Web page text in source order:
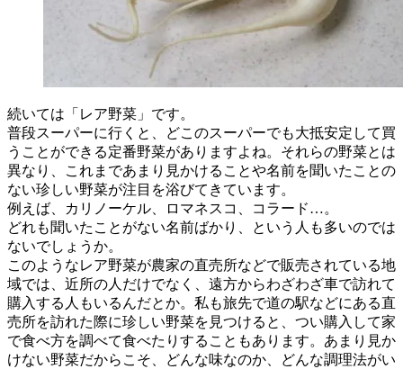
続いては「レア野菜」です。
普段スーパーに行くと、どこのスーパーでも大抵安定して買
うことができる定番野菜がありますよね。それらの野菜とは
異なり、これまであまり見かけることや名前を聞いたことの
ない珍しい野菜が注目を浴びてきています。
例えば、カリノーケル、ロマネスコ、コラード…。
どれも聞いたことがない名前ばかり、という人も多いのでは
ないでしょうか。
このようなレア野菜が農家の直売所などで販売されている地
域では、近所の人だけでなく、遠方からわざわざ車で訪れて
購入する人もいるんだとか。私も旅先で道の駅などにある直
売所を訪れた際に珍しい野菜を見つけると、つい購入して家
で食べ方を調べて食べたりすることもあります。あまり見か
けない野菜だからこそ、どんな味なのか、どんな調理法がい